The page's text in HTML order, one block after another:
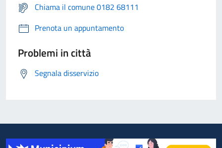
Chiama il comune 0182 68111
Prenota un appuntamento
Problemi in città
Segnala disservizio